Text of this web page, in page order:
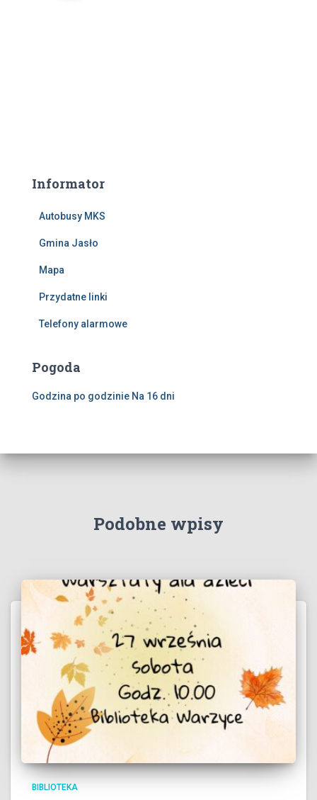
Informator
Autobusy MKS
Gmina Jasło
Mapa
Przydatne linki
Telefony alarmowe
Pogoda
Godzina po godzinie Na 16 dni
Podobne wpisy
BIBLIOTEKA